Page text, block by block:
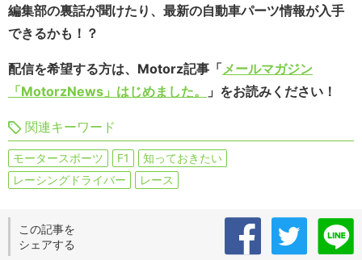
編集部の裏話が聞けたり、最新の自動車パーツ情報が入手
できるかも！？
配信を希望する方は、Motorz記事「 メールマガジン
「MotorzNews」はじめました。
」をお読みください！
関連キーワード
モータースポーツ F1
知っておきたい
レーシングドライバー
レース
この記事を
シェアする